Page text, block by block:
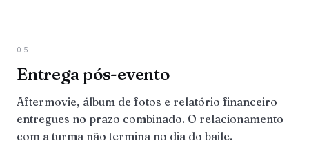
05
Entrega pós-evento
Aftermovie, álbum de fotos e relatório financeiro
entregues no prazo combinado. O relacionamento
com a turma não termina no dia do baile.